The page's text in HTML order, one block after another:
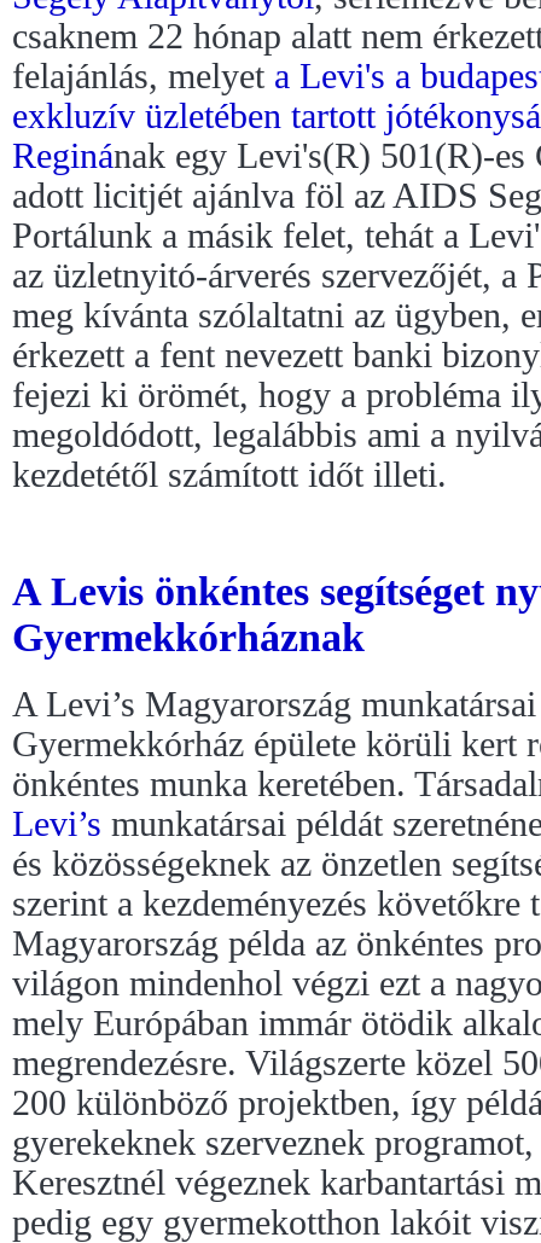
csaknem 22 hónap alatt nem
felajánlás, melyet a Levi's a
exkluzív üzletében tartott
Reginának egy Levi's(R) 501(R)-
adott licitjét ajánlva föl az AIDS
Portálunk a másik felet, tehát a
az üzletnyitó-árverés szervezőjét, a
meg kívánta szólaltatni az ügyben,
érkezett a fent nevezett banki
fejezi ki örömét, hogy a probléma
megoldódott, legalábbis ami a
kezdetétől számított időt illeti.
A Levis önkéntes segítséget
Gyermekkórháznak
A Levi’s Magyarország
Gyermekkórház épülete körüli kert
önkéntes munka keretében.
Levi’s munkatársai példát
és közösségeknek az önzetlen
szerint a kezdeményezés követőkre
Magyarország példa az önkéntes
világon mindenhol végzi ezt a
mely Európában immár ötödik
megrendezésre. Világszerte közel
200 különböző projektben, így
gyerekeknek szerveznek
Keresztnél végeznek karbantartási
pedig egy gyermekotthon lakóit